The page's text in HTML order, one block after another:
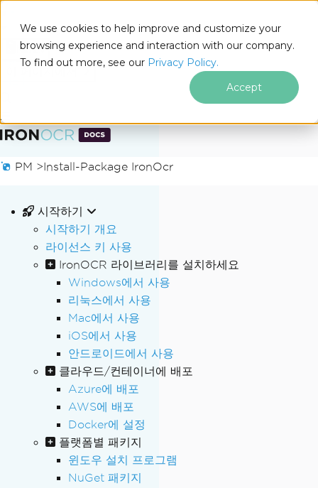
We use cookies to help improve and customize your
browsing experience and interaction with our company.
To find out more, see our Privacy Policy.
Accept
푸터 콘텐츠로 바로가기
Docs
PM >Install-Package IronOcr
시작하기
시작하기 개요
라이선스 키 사용
IronOCR 라이브러리를 설치하세요
Windows에서 사용
리눅스에서 사용
Mac에서 사용
iOS에서 사용
안드로이드에서 사용
클라우드/컨테이너에 배포
Azure에 배포
AWS에 배포
Docker에 설정
플랫폼별 패키지
윈도우 설치 프로그램
NuGet 패키지